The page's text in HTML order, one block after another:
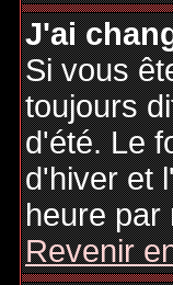
J'ai
Si vous
toujours
d'été. Le
d'hiver et
heure par
Revenir